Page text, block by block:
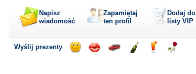
Napisz
wiadomość
Zapamiętaj
ten profil
Dodaj do
listy VIP
Wyślij prezenty